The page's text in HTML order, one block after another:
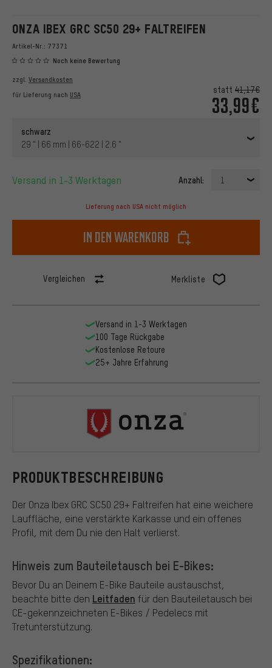
ONZA IBEX GRC SC50 29+ FALTREIFEN
Artikel-Nr.: 77371
Noch keine Bewertung
statt 41,17€
33,99€
zzgl. Versandkosten
für Lieferung nach USA
schwarz
29 " | 66 mm | 66-622 | 2.6 "
Versand in 1-3 Werktagen Anzahl: 1
Lieferung nach USA nicht möglich
In den Warenkorb
Vergleichen Merkliste
PRODUKTBESCHREIBUNG
Der Onza Ibex GRC SC50 29+ Faltreifen hat eine weichere
Lauffläche, eine verstärkte Karkasse und ein offenes
Profil, mit dem Du nie den Halt verlierst.
Hinweis zum Bauteiletausch bei E-Bikes:
Bevor Du an Deinem E-Bike Bauteile austauschst,
beachte bitte den Leitfaden für den Bauteiletausch bei
CE-gekennzeichneten E-Bikes / Pedelecs mit
Tretunterstützung.
Spezifikationen:
Versand in 1-3 Werktagen
100 Tage Rückgabe
Kostenlose Retoure
25+ Jahre Erfahrung